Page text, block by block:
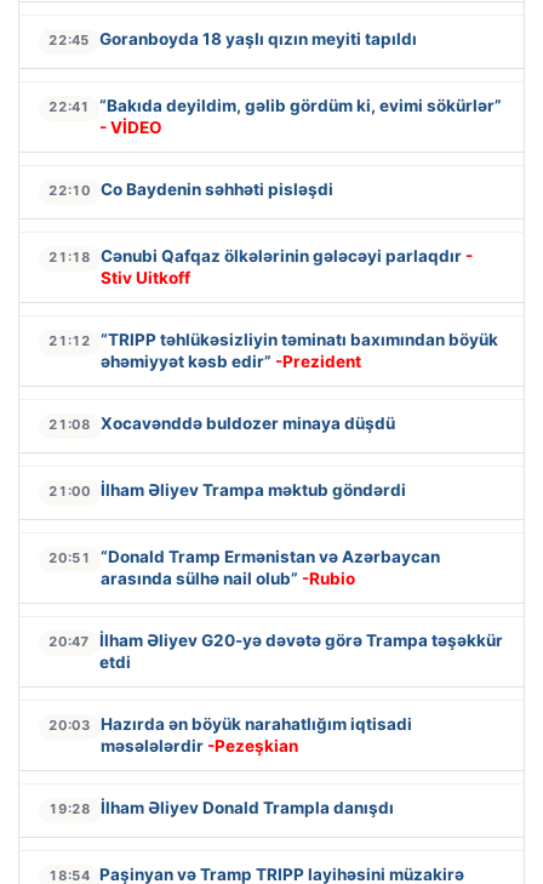
22:45 Goranboyda 18 yaşlı qızın meyiti tapıldı
22:41
“Bakıda deyildim, gəlib gördüm ki, evimi sökürlər”
- VİDEO
22:10 Co Baydenin səhhəti pisləşdi
21:18 Cənubi Qafqaz ölkələrinin gələcəyi parlaqdır -
Stiv Uitkoff
21:12
“TRIPP təhlükəsizliyin təminatı baxımından böyük
əhəmiyyət kəsb edir” -Prezident
21:08 Xocavənddə buldozer minaya düşdü
21:00 İlham Əliyev Trampa məktub göndərdi
20:51
“Donald Tramp Ermənistan və Azərbaycan
arasında sülhə nail olub” -Rubio
20:47
İlham Əliyev G20-yə dəvətə görə Trampa təşəkkür
etdi
20:03
Hazırda ən böyük narahatlığım iqtisadi
məsələlərdir -Pezeşkian
19:28 İlham Əliyev Donald Trampla danışdı
18:54 Paşinyan və Tramp TRIPP layihəsini müzakirə